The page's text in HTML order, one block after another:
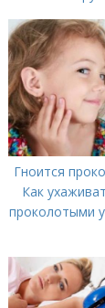
Гноится
Как
проколотыми